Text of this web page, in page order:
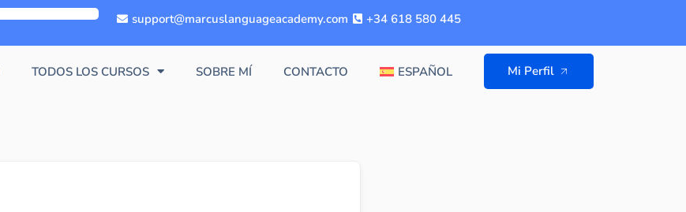
support@marcuslanguageacademy.com +34 618 580 445
TODOS LOS CURSOS SOBRE MÍ CONTACTO ESPAÑOL Mi Perfil